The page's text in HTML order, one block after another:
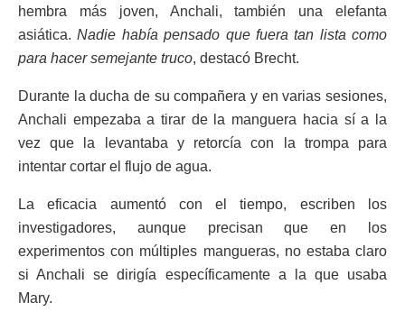
hembra más joven, Anchali, también una elefanta
asiática.Nadie había pensado que fuera tan lista como
para hacer semejante truco, destacó Brecht.
Durante la ducha de su compañera y en varias sesiones,
Anchali empezaba a tirar de la manguera hacia sí a la
vez que la levantaba y retorcía con la trompa para
intentar cortar el flujo de agua.
La eficacia aumentó con el tiempo, escriben los
investigadores, aunque precisan que en los
experimentos con múltiples mangueras, no estaba claro
si Anchali se dirigía específicamente a la que usaba
Mary.